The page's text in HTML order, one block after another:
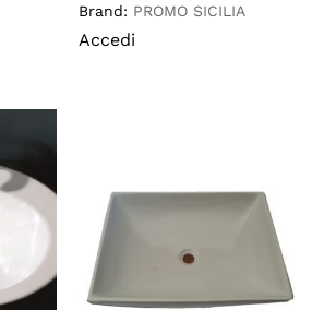
Brand: PROMO SICILIA
Accedi